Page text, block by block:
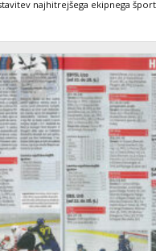
najhitrejšega ekipnega